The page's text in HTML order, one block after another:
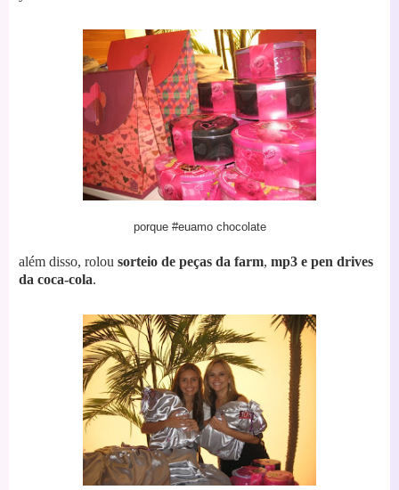
porque #euamo chocolate
além disso, rolou sorteio de peças da farm, mp3 e pen drives
da coca-cola.